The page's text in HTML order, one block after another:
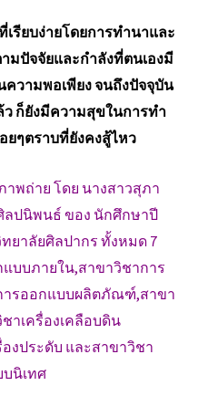
รียบง่ายโดยการทำนาและ
มปัจจัยและกำลังที่ตนเองมี
วามพอเพียง จนถึงปัจจุบัน
ว ก็ยังมีความสุขในการทำ
ยๆตราบที่ยังคงสู้ไหว
ภาพถ่าย โดย นางสาวสุภา
ลปนิพนธ์ ของ นักศึกษาปี
าลัยศิลปากร ทั้งหมด 7
บบภายใน,สาขาวิชาการ
ารออกแบบผลิตภัณฑ์,สาขา
าเครื่องเคลือบดิน
งประดับ และสาขาวิชา
นิเทศ